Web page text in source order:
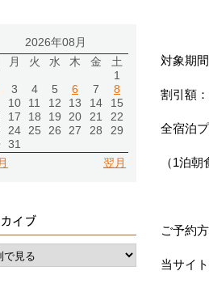
対象期
割引額
全宿泊
（1泊
ご予約
当サイ
2026年08月
月 火 水 木 金
土
1
3 4 5 6 7
8
10 11 12 13 14
15
17 18 19 20 21
22
24 25 26 27 28
29
31
翌月
イブ